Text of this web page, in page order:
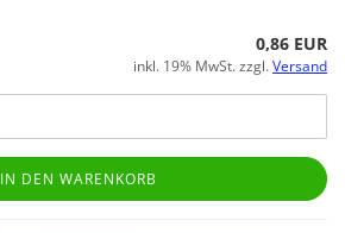
0,86 EUR
inkl. 19% MwSt. zzgl.Versand
IN DEN WARENKORB